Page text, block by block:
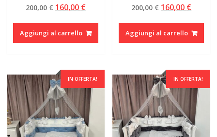
200,00€ Il
originale
era:
160,00 €Il
attuale
è:
Aggiungi al carrello
200,00€ Il
originale
era:
160,00 €Il
è:
Aggiungi al carrello
IN OFFERTA! IN OFFERTA!